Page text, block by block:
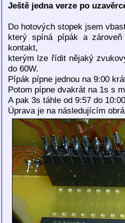
Ještě jedna verze po
Do hotových stopek jsem
který spíná pípák a
kontakt,
kterým lze řídit nějaký
do 60W.
Pípák pípne jednou na 9:00
Potom pípne dvakrát na 1s s
A pak 3s táhle od 9:57 do
Úprava je na následujícím